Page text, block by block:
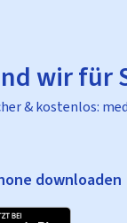
wir für
& kostenlos:
downloaden